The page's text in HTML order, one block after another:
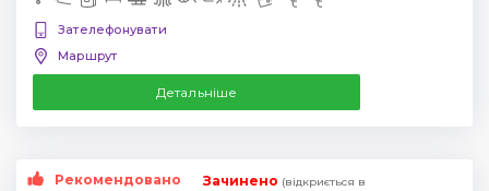
Зателефонувати
Маршрут
Детальніше
Рекомендовано Зачинено (відкриється в